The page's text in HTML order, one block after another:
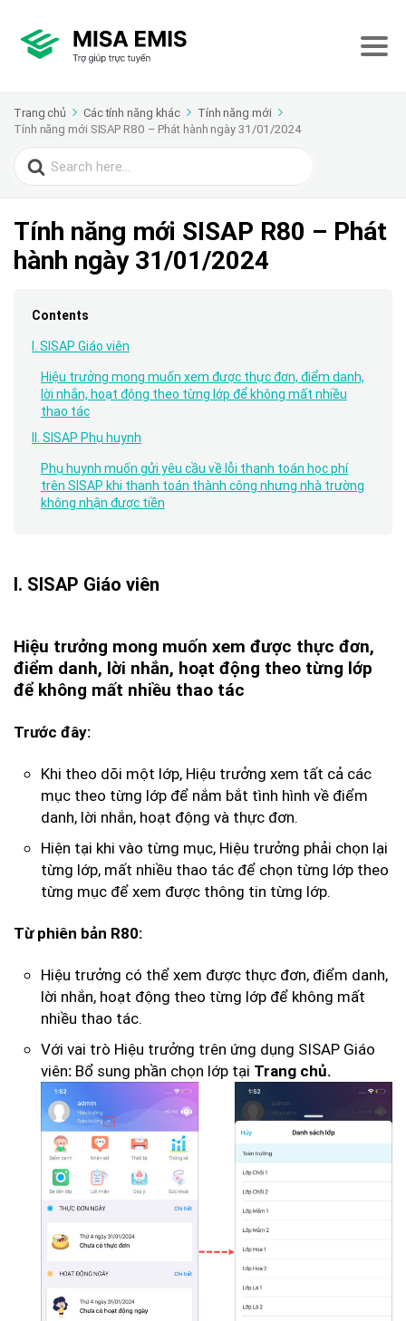
Trang chủ Các tính năng khác
Tính năng mới
Tính năng mới SISAP R80 – Phát hành ngày 31/01/2024
Search
for:
Tính năng mới SISAP R80 – Phát
hành ngày 31/01/2024
Contents
I. SISAP Giáo viên
Hiệu trưởng mong muốn xem được thực đơn, điểm danh,
lời nhắn, hoạt động theo từng lớp để không mất nhiều
thao tác
II. SISAP Phụ huynh
Phụ huynh muốn gửi yêu cầu về lỗi thanh toán học phí
trên SISAP khi thanh toán thành công nhưng nhà trường
không nhận được tiền
I. SISAP Giáo viên
Hiệu trưởng mong muốn xem được thực đơn,
điểm danh, lời nhắn, hoạt động theo từng lớp
để không mất nhiều thao tác
Trước đây:
Khi theo dõi một lớp, Hiệu trưởng xem tất cả các
mục theo từng lớp để nắm bắt tình hình về điểm
danh, lời nhắn, hoạt động và thực đơn.
Hiện tại khi vào từng mục, Hiệu trưởng phải chọn lại
từng lớp, mất nhiều thao tác để chọn từng lớp theo
từng mục để xem được thông tin từng lớp.
Từ phiên bản R80:
Hiệu trưởng có thể xem được thực đơn, điểm danh,
lời nhắn, hoạt động theo từng lớp để không mất
nhiều thao tác.
Với vai trò Hiệu trưởng trên ứng dụng SISAP Giáo
viên: Bổ sung phần chọn lớp tại Trang chủ.